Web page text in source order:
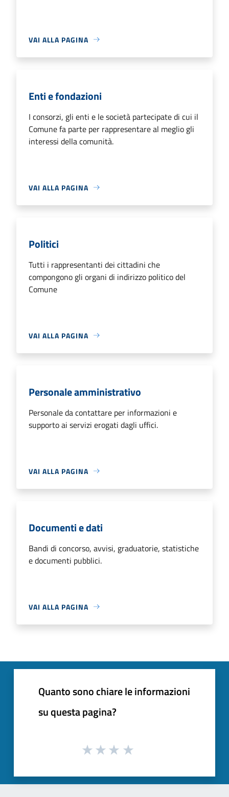
VAI ALLA PAGINA
Enti e fondazioni
I consorzi, gli enti e le società partecipate di cui il
Comune fa parte per rappresentare al meglio gli
interessi della comunità.
VAI ALLA PAGINA
Politici
Tutti i rappresentanti dei cittadini che
compongono gli organi di indirizzo politico del
Comune
VAI ALLA PAGINA
Personale amministrativo
Personale da contattare per informazioni e
supporto ai servizi erogati dagli uffici.
VAI ALLA PAGINA
Documenti e dati
Bandi di concorso, avvisi, graduatorie, statistiche
e documenti pubblici.
VAI ALLA PAGINA
Quanto sono chiare le informazioni
su questa pagina?